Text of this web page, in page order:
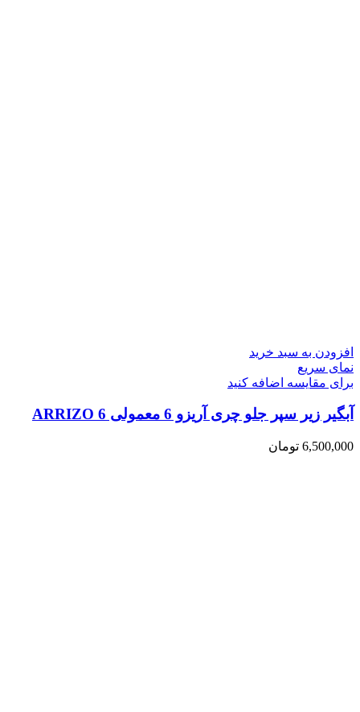
افزودن به سبد خرید
نمای سریع
برای مقایسه اضافه کنید
آبگیر زیر سپر جلو چری آریزو 6 معمولی ARRIZO 6
6,500,000 تومان